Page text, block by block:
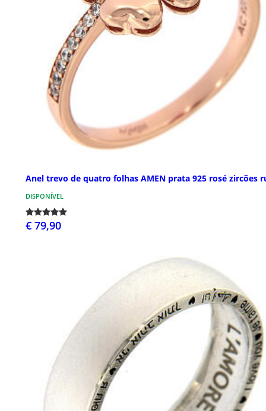
Anel trevo de quatro folhas AMEN prata 925 rosé zircões
DISPONÍVEL
€ 79,90